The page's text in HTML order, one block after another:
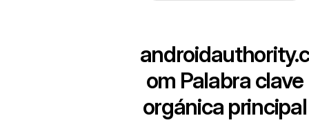
androidauthority.c
om Palabra clave
orgánica principal